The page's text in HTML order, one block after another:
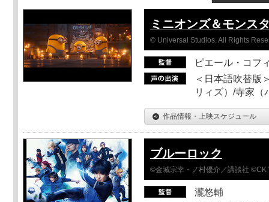
ミニオンズ＆モンス
© Universal Studios. All Rights
ピエール・コフ
＜日本語吹替版
リィズ）/寺家（
作品情報・上映スケジュール
ブルーロック
©金城宗幸・ノ村優介／講談社 ©CK
瀧悠輔